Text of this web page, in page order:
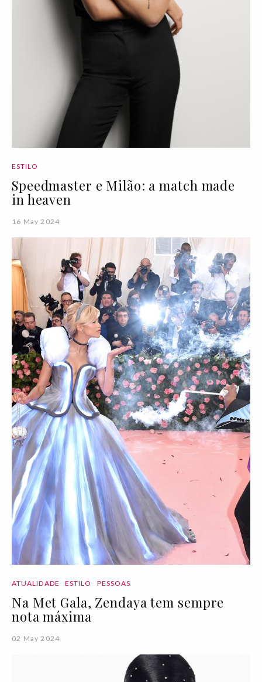
ESTILO
Speedmaster e Milão: a match made
in heaven
16 May 2024
ATUALIDADE ESTILO PESSOAS
Na Met Gala, Zendaya tem sempre
nota máxima
02 May 2024